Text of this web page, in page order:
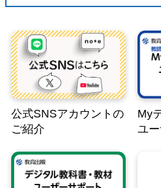
公式SNSアカウントの
ご紹介
My
ユ